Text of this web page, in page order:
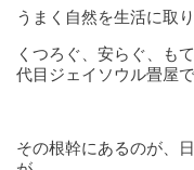
うまく自然を生活に取
くつろぐ、安らぐ、も
代目ジェイソウル畳屋で
その根幹にあるのが、